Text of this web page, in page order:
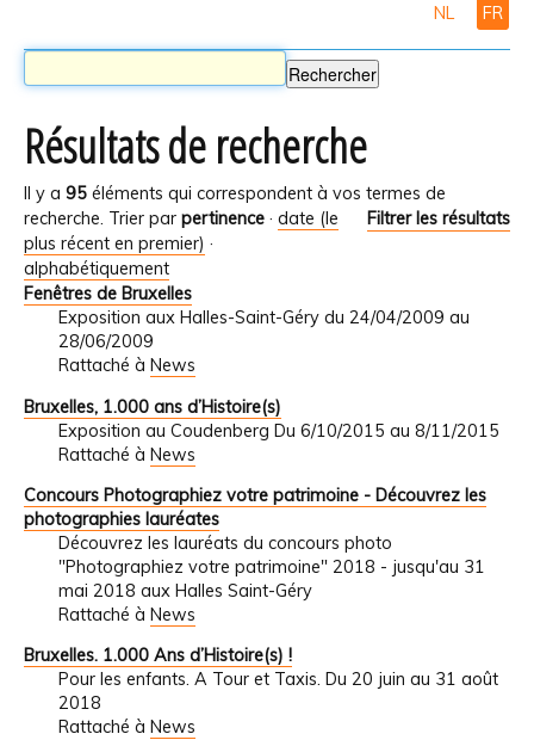
NL FR
Résultats de recherche
Il y a 95 éléments qui correspondent à vos termes de
recherche.
Filtrer les résultats
Trier par pertinence · date (le
plus récent en premier) ·
alphabétiquement
Fenêtres de Bruxelles
Exposition aux Halles-Saint-Géry du 24/04/2009 au
28/06/2009
Rattaché à News
Bruxelles, 1.000 ans d’Histoire(s)
Exposition au Coudenberg Du 6/10/2015 au 8/11/2015
Rattaché à News
Concours Photographiez votre patrimoine - Découvrez les
photographies lauréates
Découvrez les lauréats du concours photo
"Photographiez votre patrimoine" 2018 - jusqu'au 31
mai 2018 aux Halles Saint-Géry
Rattaché à News
Bruxelles. 1.000 Ans d’Histoire(s) !
Pour les enfants. A Tour et Taxis. Du 20 juin au 31 août
2018
Rattaché à News